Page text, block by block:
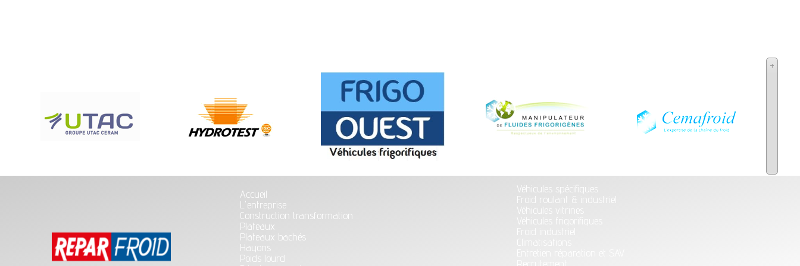
+
Accueil
L'entreprise
Construction transformation
Plateaux
Plateaux bachés
Hayons
Poids lourd
Véhicules spécifiques
Froid roulant & industriel
Véhicules vitrines
Véhicules frigorifiques
Froid industriel